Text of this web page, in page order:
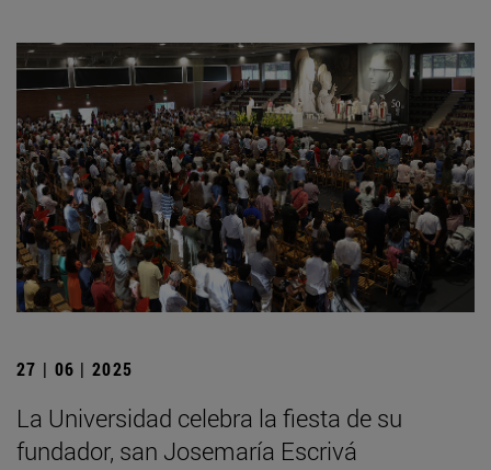
27 | 06 | 2025
La Universidad celebra la fiesta de su
fundador, san Josemaría Escrivá